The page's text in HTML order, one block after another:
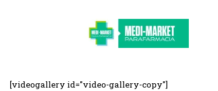
[videogallery id="video-gallery-copy"]